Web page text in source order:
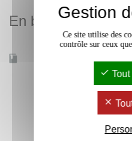
En bref Gestion
Ce site utilise des
contrôle sur ceux